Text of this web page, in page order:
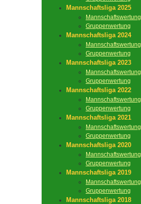
Mannschaftsliga 2025
Mannschaftswertung
Gruppenwertung
Mannschaftsliga 2024
Mannschaftswertung
Gruppenwertung
Mannschaftsliga 2023
Mannschaftswertung
Gruppenwertung
Mannschaftsliga 2022
Mannschaftswertung
Gruppenwertung
Mannschaftsliga 2021
Mannschaftswertung
Gruppenwertung
Mannschaftsliga 2020
Mannschaftswertung
Gruppenwertung
Mannschaftsliga 2019
Mannschaftswertung
Gruppenwertung
Mannschaftsliga 2018